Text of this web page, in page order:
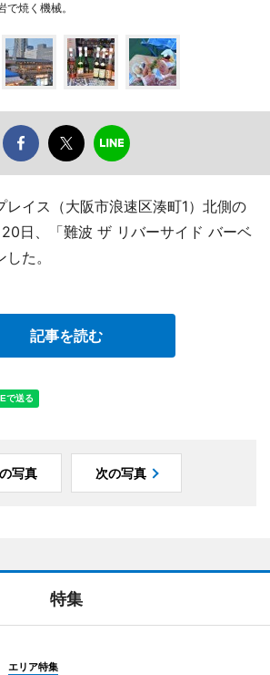
焼く機械。
レイス（大阪市浪速区湊町1）北側の
日、「難波 ザ リバーサイド バーベ
た。
記事を読む
写真 次の写真
特集
エリア特集